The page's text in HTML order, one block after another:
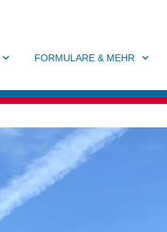
FORMULARE & MEHR